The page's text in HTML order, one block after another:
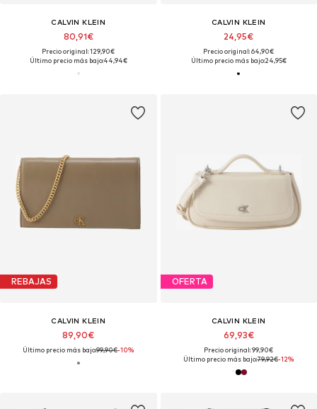
CALVIN KLEIN
80,91€
Precio original: 129,90€
Último precio más bajo:44,94€
CALVIN KLEIN
24,95€
Precio original: 64,90€
Último precio más bajo:24,95€
REBAJAS
CALVIN KLEIN
89,90€
Último precio más bajo:99,90€-10%
OFERTA
CALVIN KLEIN
69,93€
Precio original: 99,90€
Último precio más bajo:79,92€-12%